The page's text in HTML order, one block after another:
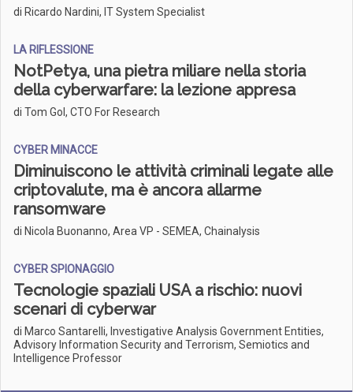
di Ricardo Nardini, IT System Specialist
LA RIFLESSIONE
NotPetya, una pietra miliare nella storia
della cyberwarfare: la lezione appresa
di Tom Gol, CTO For Research
CYBER MINACCE
Diminuiscono le attività criminali legate alle
criptovalute, ma è ancora allarme
ransomware
di Nicola Buonanno, Area VP - SEMEA, Chainalysis
CYBER SPIONAGGIO
Tecnologie spaziali USA a rischio: nuovi
scenari di cyberwar
di Marco Santarelli, Investigative Analysis Government Entities,
Advisory Information Security and Terrorism, Semiotics and
Intelligence Professor